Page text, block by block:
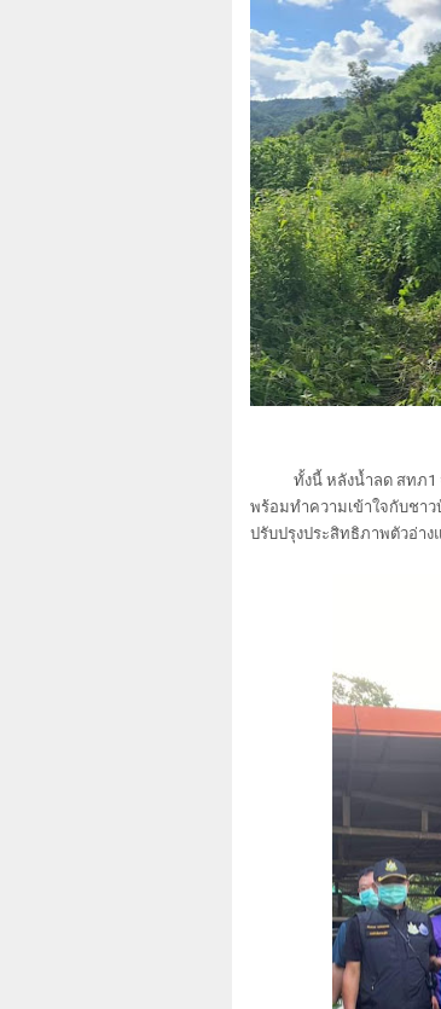
ทั้งนี้ หลังน้ำลด สทภ1 จะ
พร้อมทำความเข้าใจกับชาว
ปรับปรุงประสิทธิภาพตัวอ่าง